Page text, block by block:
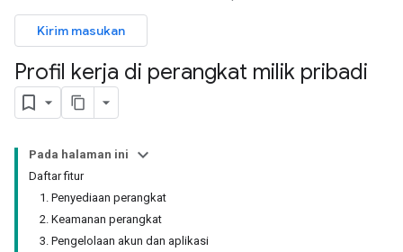
Kirim masukan
Profil kerja di perangkat milik pribadi
Pada halaman ini
Daftar fitur
1. Penyediaan perangkat
2. Keamanan perangkat
3. Pengelolaan akun dan aplikasi